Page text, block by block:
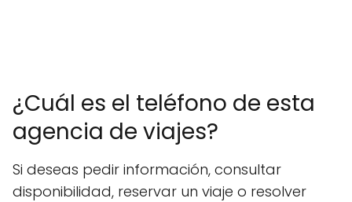
¿Cuál es el teléfono de esta
agencia de viajes?
Si deseas pedir información, consultar
disponibilidad, reservar un viaje o resolver